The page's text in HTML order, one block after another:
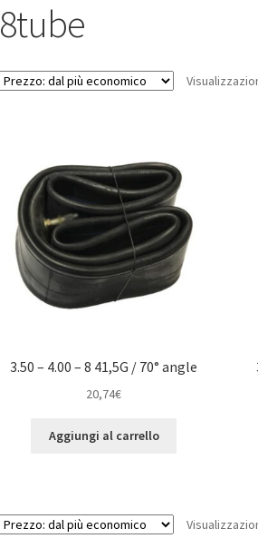
8tube
3.50 – 4.00 – 8 41,5G / 70° angle
20,74€
Aggiungi al carrello